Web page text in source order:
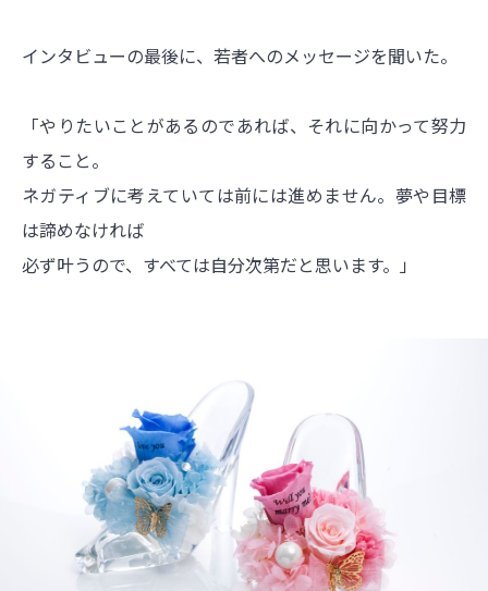
インタビューの最後に、若者へのメッセージを聞いた。
「やりたいことがあるのであれば、それに向かって努力
すること。
ネガティブに考えていては前には進めません。夢や目標
は諦めなければ
必ず叶うので、すべては自分次第だと思います。」